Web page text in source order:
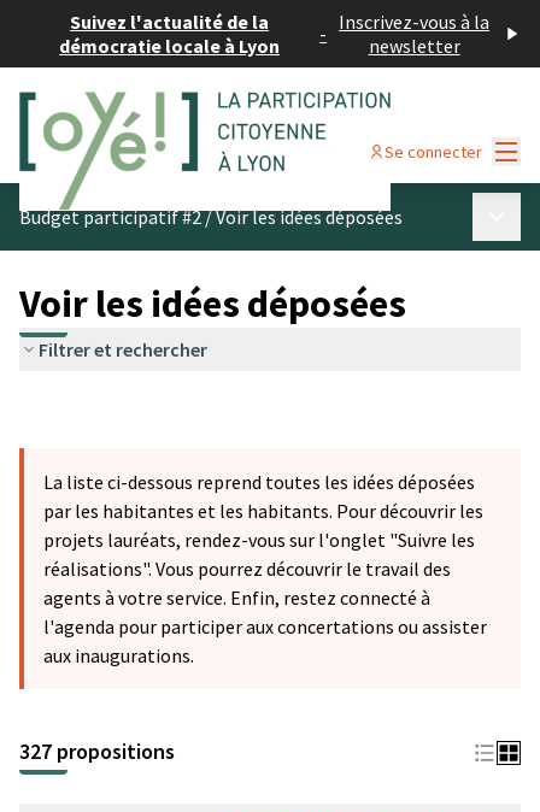
Suivez l'actualité de la
démocratie locale à Lyon
- Inscrivez-vous à la
newsletter
Se connecter
Budget participatif #2/Voir les idées déposées
Voir les idées déposées
Filtrer et rechercher
La liste ci-dessous reprend toutes les idées déposées
par les habitantes et les habitants. Pour découvrir les
projets lauréats, rendez-vous sur l'onglet "Suivre les
réalisations". Vous pourrez découvrir le travail des
agents à votre service. Enfin, restez connecté à
l'agenda pour participer aux concertations ou assister
aux inaugurations.
327 propositions